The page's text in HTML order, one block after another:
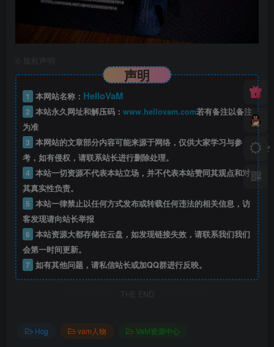
版权声明
声明
1 本网站名称： HelloVaM
2 本站永久网址和解压码： www.hellovam.com若有备注以备注
为准
3 本网站的文章部分内容可能来源于网络，仅供大家学习与参
考，如有侵权，请联系站长进行删除处理。
4 本站一切资源不代表本站立场，并不代表本站赞同其观点和对
其真实性负责。
5 本站一律禁止以任何方式发布或转载任何违法的相关信息，访
客发现请向站长举报
6 本站资源大都存储在云盘，如发现链接失效，请联系我们我们
会第一时间更新。
7 如有其他问题，请私信站长或加QQ群进行反映。
THE END
Hcg vam人物 VaM资源中心